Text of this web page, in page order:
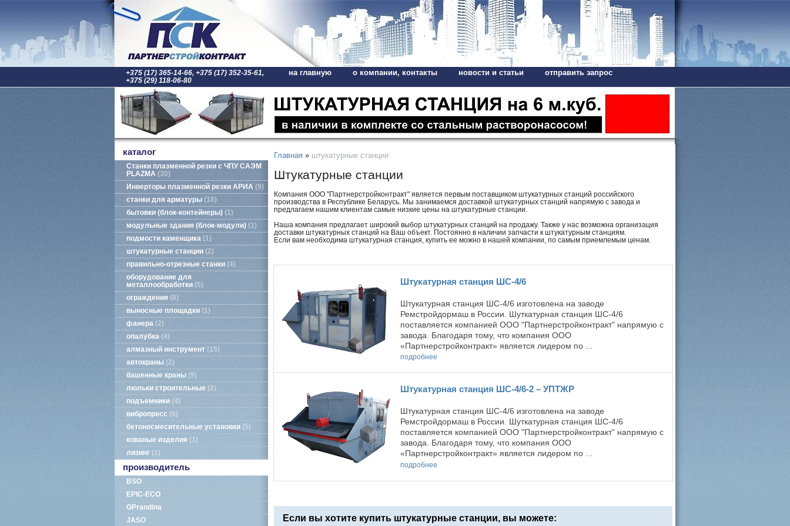
+375 (17) 365-14-66, +375 (17) 352-35-61,
+375 (29) 118-06-80
на главную о компании, контакты новости и статьи отправить запрос
каталог
Станки плазменной резки с ЧПУ САЭМ
PLAZMA 30
Инверторы плазменной резки АРИА 9
станки для арматуры 18
бытовки (блок-контейнеры) 1
модульные здания (блок-модули) 1
подмости каменщика 1
штукатурные станции 2
правильно-отрезные станки 4
оборудование для
металлообработки 5
ограждения 8
выносные площадки 1
фанера 2
опалубка 4
алмазный инструмент 15
автокраны 2
башенные краны 9
люльки строительные 2
подъемники 4
вибропресс 6
бетоносмесительные установки 5
кованые изделия 1
лизинг 1
производитель
BSO
EPIC-ECO
GPrandina
JASO
Главная » штукатурные станции
Штукатурные станции
Компания ООО "Партнерстройконтракт" является первым поставщиком штукатурных станций российского
производства в Республике Беларусь. Мы занимаемся доставкой штукатурных станций напрямую с завода и
предлагаем нашим клиентам самые низкие цены на штукатурные станции.
Наша компания предлагает широкий выбор штукатурных станций на продажу. Также у нас возможна организация
доставки штукатурных станций на Ваш объект. Постоянно в наличии запчасти к штукатурным станциям.
Если вам необходима штукатурная станция, купить ее можно в нашей компании, по самым приемлемым ценам.
Штукатурная станция ШС-4/6
Штукатурная станция ШС-4/6 изготовлена на заводе
Ремстройдормаш в России. Шуткатурная станция ШС-4/6
поставляется компанией ООО "Партнерстройконтракт" напрямую с
завода. Благодаря тому, что компания ООО
«Партнерстройконтракт» является лидером по ...
подробнее
Штукатурная станция ШС-4/6-2 – УПТЖР
Штукатурная станция ШС-4/6 изготовлена на заводе
Ремстройдормаш в России. Шуткатурная станция ШС-4/6
поставляется компанией ООО "Партнерстройконтракт" напрямую с
завода. Благодаря тому, что компания ООО
«Партнерстройконтракт» является лидером по ...
подробнее
Если вы хотите купить штукатурные станции, вы можете: